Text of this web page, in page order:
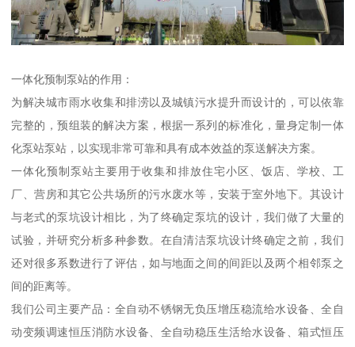
一体化预制泵站的作用：
为解决城市雨水收集和排涝以及城镇污水提升而设计的，可以依靠
完整的，预组装的解决方案，根据一系列的标准化，量身定制一体
化泵站泵站，以实现非常可靠和具有成本效益的泵送解决方案。
一体化预制泵站主要用于收集和排放住宅小区、饭店、学校、工
厂、营房和其它公共场所的污水废水等，安装于室外地下。其设计
与老式的泵坑设计相比，为了终确定泵坑的设计，我们做了大量的
试验，并研究分析多种参数。在自清洁泵坑设计终确定之前，我们
还对很多系数进行了评估，如与地面之间的间距以及两个相邻泵之
间的距离等。
我们公司主要产品：全自动不锈钢无负压增压稳流给水设备、全自
动变频调速恒压消防水设备、全自动稳压生活给水设备、箱式恒压